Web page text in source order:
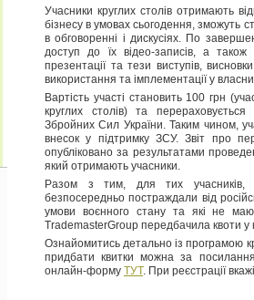
Учасники круглих столів отримають
бізнесу в умовах сьогодення, зможуть
в обговоренні і дискусіях. По
доступ до їх відео-записів, а також
презентації та тези виступів,
використання та імплементації у
Вартість участі становить 100 грн
круглих столів) та
Збройних Сил України. Таким чином,
внесок у підтримку ЗСУ. Звіт про
опубліковано за результатами
який отримають учасники.
Разом з тим, для тих учасників,
безпосередньо постраждали від
умови воєнного стану та які не
TrademasterGroup передбачила квоти у
Ознайомитись детально із програмою
придбати квитки можна за
онлайн-форму ТУТ. При реєстрації